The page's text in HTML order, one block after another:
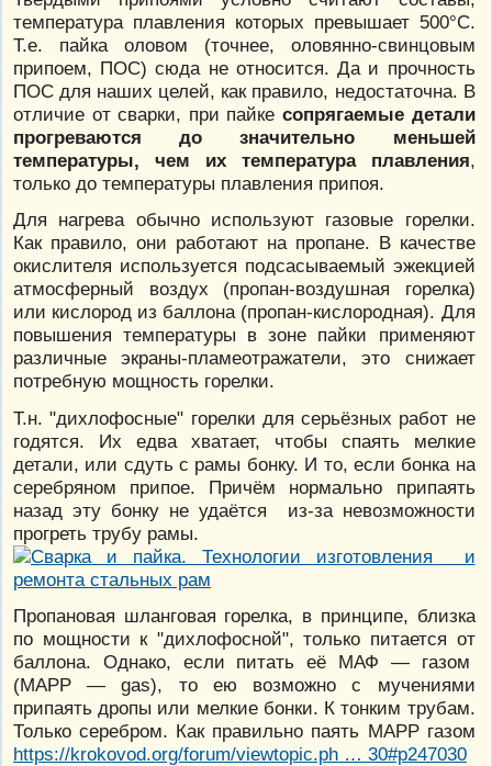
температура плавления которых превышает 500°С.
Т.е. пайка оловом (точнее, оловянно-свинцовым
припоем, ПОС) сюда не относится. Да и прочность
ПОС для наших целей, как правило, недостаточна. В
отличие от сварки, при пайкесопрягаемые детали
прогреваются до значительно меньшей
температуры, чем их температура плавления,
только до температуры плавления припоя.
Для нагрева обычно используют газовые горелки.
Как правило, они работают на пропане. В качестве
окислителя используется подсасываемый эжекцией
атмосферный воздух (пропан-воздушная горелка)
или кислород из баллона (пропан-кислородная). Для
повышения температуры в зоне пайки применяют
различные экраны-пламеотражатели, это снижает
потребную мощность горелки.
Т.н. "дихлофосные" горелки для серьёзных работ не
годятся. Их едва хватает, чтобы спаять мелкие
детали, или сдуть с рамы бонку. И то, если бонка на
серебряном припое. Причём нормально припаять
назад эту бонку не удаётся из-за невозможности
прогреть трубу рамы.
Пропановая шланговая горелка, в принципе, близка
по мощности к "дихлофосной", только питается от
баллона. Однако, если питать её МАФ — газом
(МАРР — gas), то ею возможно с мучениями
припаять дропы или мелкие бонки. К тонким трубам.
Только серебром. Как правильно паять МАРР газом
https://krokovod.org/forum/viewtopic.ph … 30#p247030